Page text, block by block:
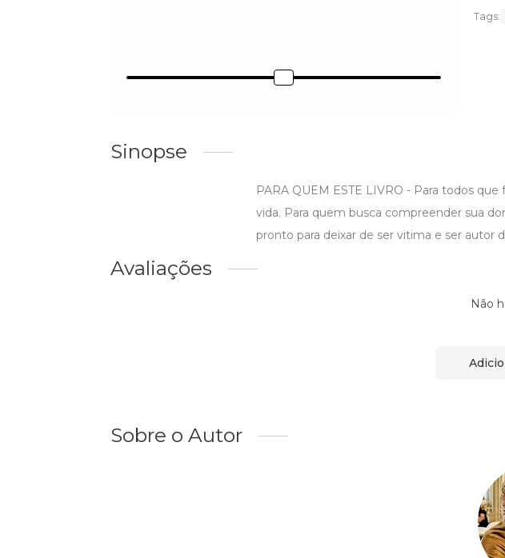
Tags:
Sinopse
PARA QUEM ESTE LIVRO - Para todos
vida. Para quem busca compreender sua
pronto para deixar de ser vitima e ser autor
Avaliações
Não
Sobre o Autor